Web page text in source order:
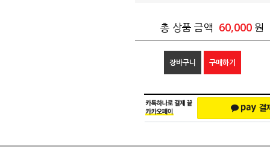
총 상품 금액 60,000 원
장바구니 구매하기